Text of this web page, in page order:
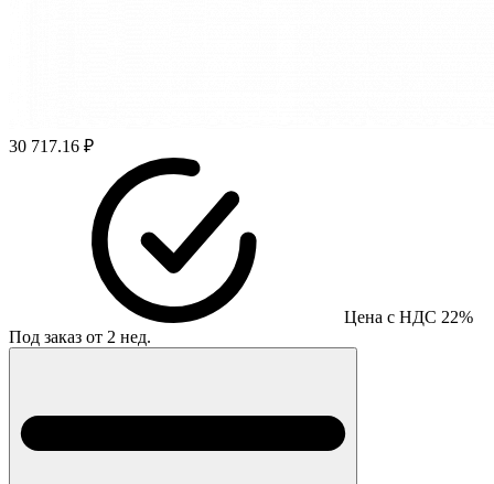
30 717.16 ₽
Цена с НДС 22%
Под заказ от 2 нед.